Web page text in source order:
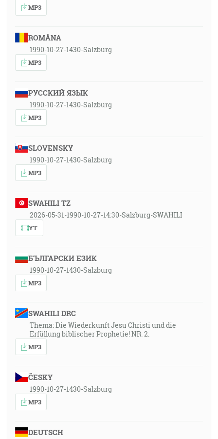
MP3
ROMÂNA
1990-10-27-1430-Salzburg
MP3
РУССКИЙ ЯЗЫК
1990-10-27-1430-Salzburg
MP3
SLOVENSKY
1990-10-27-1430-Salzburg
MP3
SWAHILI TZ
2026-05-31-1990-10-27-14:30-Salzburg-SWAHILI
YT
БЪЛГАРСКИ ЕЗИК
1990-10-27-1430-Salzburg
MP3
SWAHILI DRC
Thema: Die Wiederkunft Jesu Christi und die
Erfüllung biblischer Prophetie! NR. 2.
MP3
ČESKY
1990-10-27-1430-Salzburg
MP3
DEUTSCH